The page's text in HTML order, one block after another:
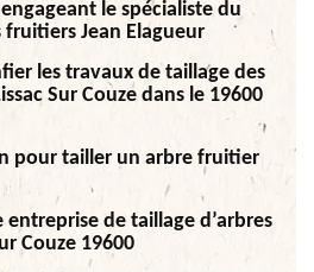
le spécialiste du
Jean Elagueur
les travaux de taillage des
Sur Couze dans le 19600
pour tailler un arbre fruitier
entreprise de taillage d’arbres
Couze 19600